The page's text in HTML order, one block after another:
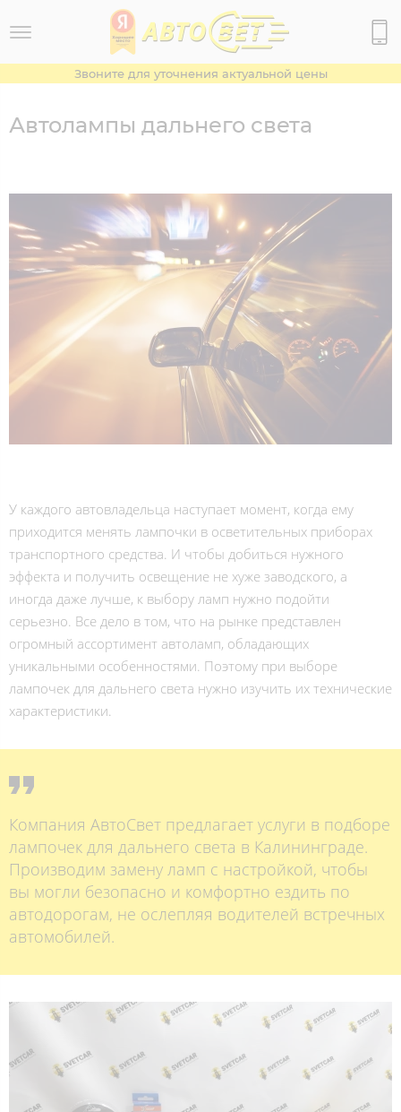
Звоните для уточнения актуальной цены
Автолампы дальнего света
У каждого автовладельца наступает момент, когда ему
приходится менять лампочки в осветительных приборах
транспортного средства. И чтобы добиться нужного
эффекта и получить освещение не хуже заводского, а
иногда даже лучше, к выбору ламп нужно подойти
серьезно. Все дело в том, что на рынке представлен
огромный ассортимент автоламп, обладающих
уникальными особенностями. Поэтому при выборе
лампочек для дальнего света нужно изучить их технические
характеристики.
Компания АвтоСвет предлагает услуги в подборе
лампочек для дальнего света в Калининграде.
Производим замену ламп с настройкой, чтобы
вы могли безопасно и комфортно ездить по
автодорогам, не ослепляя водителей встречных
автомобилей.